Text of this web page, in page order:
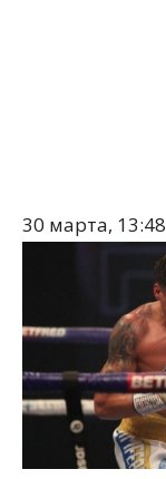
30 марта, 13:48